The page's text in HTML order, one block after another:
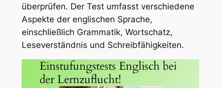
überprüfen. Der Test umfasst verschiedene
Aspekte der englischen Sprache,
einschließlich Grammatik, Wortschatz,
Leseverständnis und Schreibfähigkeiten.
Einstufungstests Englisch bei
der Lernzuflucht!